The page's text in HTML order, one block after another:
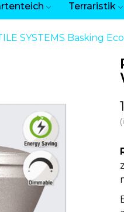
Terraristik
SYSTEMS Basking